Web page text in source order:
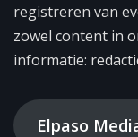
registreren van
zowel content in
informatie:
Elpaso